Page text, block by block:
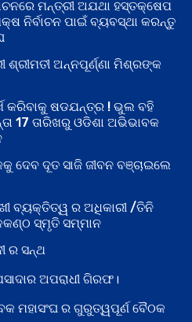
ମନ୍ତ୍ରୀ ଅଯଥା ହସ୍ତକ୍ଷେପ
ନିର୍ବାଚନ ପାଇଁ ବ୍ୟବସ୍ଥା କରନ୍ତୁ
ଅନ୍ନପୂର୍ଣ୍ଣା ମିଶ୍ରଙ୍କ
କରିବାକୁ ଷଡଯନ୍ତ୍ର ! ଭୁଲ ବହି
17 ତାରିଖରୁ ଓଡିଶା ଅଭିଭାବକ
ଦେବ ଦୂତ ସାଜି ଜୀବନ ବଞ୍ଚାଇଲେ
ବ୍ୟକ୍ତିତ୍ୱ ର ଅଧିକାରୀ /ତିନି
ସ୍ମୃତି ସମ୍ମାନ
ର ସନ୍ଥ
ଅପରାଧୀ ଗିରଫ।
ମହାସଂଘ ର ଗୁରୁତ୍ୱପୂର୍ଣ ବୈଠକ